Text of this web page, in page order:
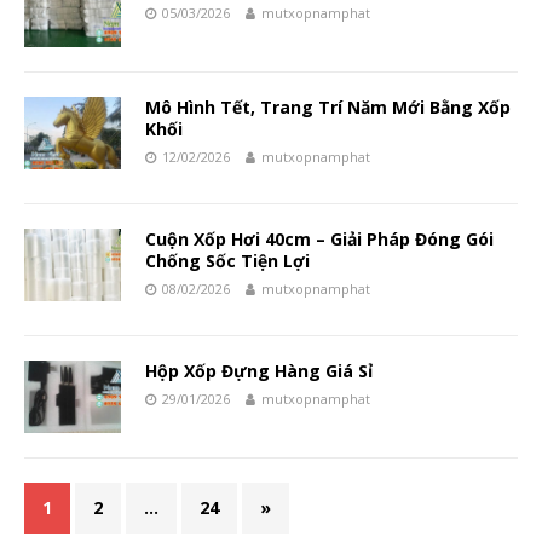
05/03/2026 mutxopnamphat
Mô Hình Tết, Trang Trí Năm Mới Bằng Xốp
Khối
12/02/2026 mutxopnamphat
Cuộn Xốp Hơi 40cm – Giải Pháp Đóng Gói
Chống Sốc Tiện Lợi
08/02/2026 mutxopnamphat
Hộp Xốp Đựng Hàng Giá Sỉ
29/01/2026 mutxopnamphat
1 2 … 24 »